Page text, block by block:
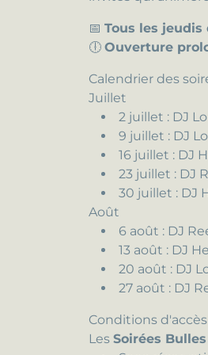
📅 Tous les jeudis
🕕 Ouverture
Calendrier des
Juillet
2 juillet : DJ Lo
9 juillet : DJ Lo
16 juillet : DJ
23 juillet : DJ
30 juillet : DJ
Août
6 août : DJ
13 août : DJ
20 août : DJ
27 août : DJ
Conditions d'accès
Les Soirées